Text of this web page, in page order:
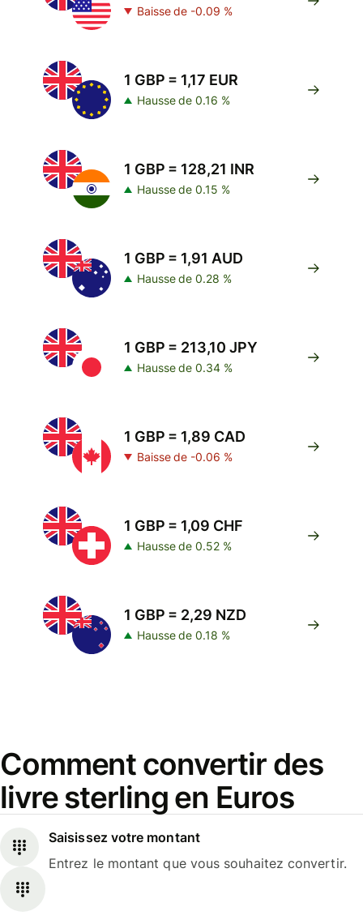
Baisse de -0.09 %
1 GBP = 1,17 EUR
Hausse de 0.16 %
1 GBP = 128,21 INR
Hausse de 0.15 %
1 GBP = 1,91 AUD
Hausse de 0.28 %
1 GBP = 213,10 JPY
Hausse de 0.34 %
1 GBP = 1,89 CAD
Baisse de -0.06 %
1 GBP = 1,09 CHF
Hausse de 0.52 %
1 GBP = 2,29 NZD
Hausse de 0.18 %
Comment convertir des
livre sterling en Euros
Saisissez votre montant
Entrez le montant que vous souhaitez convertir.